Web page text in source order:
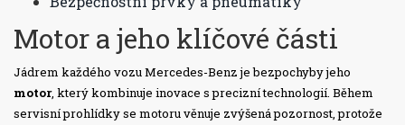
Motor a jeho klíčové části
Jádrem každého vozu Mercedes-Benz je bezpochyby jeho
motor, který kombinuje inovace s precizní technologií. Během
servisní prohlídky se motoru věnuje zvýšená pozornost, protože